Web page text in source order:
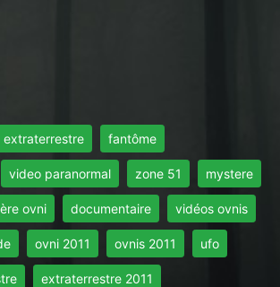
extraterrestre fantôme
video paranormal zone 51 mystere
ovni documentaire vidéos ovnis
ovni 2011 ovnis 2011 ufo
extraterrestre 2011